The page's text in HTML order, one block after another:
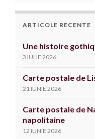
ARTICOLE RECENTE
Une histoire
3 IULIE 2026
Carte postale de
21 IUNIE 2026
Carte postale de
napolitaine
12 IUNIE 2026